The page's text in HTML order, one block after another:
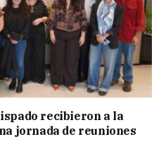
recibieron a la
jornada de reuniones